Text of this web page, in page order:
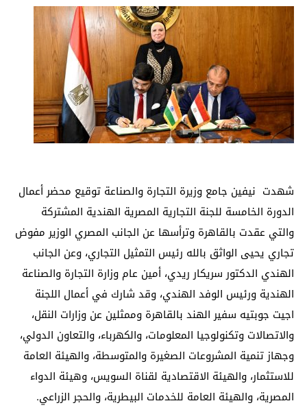
شهدت نيفين جامع وزيرة التجارة والصناعة توقيع محضر أعمال
الدورة الخامسة للجنة التجارية المصرية الهندية المشتركة
والتي عقدت بالقاهرة وترأسها عن الجانب المصري الوزير مفوض
تجاري يحيى الواثق بالله رئيس التمثيل التجاري، وعن الجانب
الهندي الدكتور سريكار ريدي، أمين عام وزارة التجارة والصناعة
الهندية ورئيس الوفد الهندي، وقد شارك في أعمال اللجنة
اجيت جوبتيه سفير الهند بالقاهرة وممثلين عن وزارات النقل،
والاتصالات وتكنولوجيا المعلومات، والكهرباء، والتعاون الدولي،
وجهاز تنمية المشروعات الصغيرة والمتوسطة، والهيئة العامة
للاستثمار، والهيئة الاقتصادية لقناة السويس، وهيئة الدواء
المصرية، والهيئة العامة للخدمات البيطرية، والحجر الزراعي.